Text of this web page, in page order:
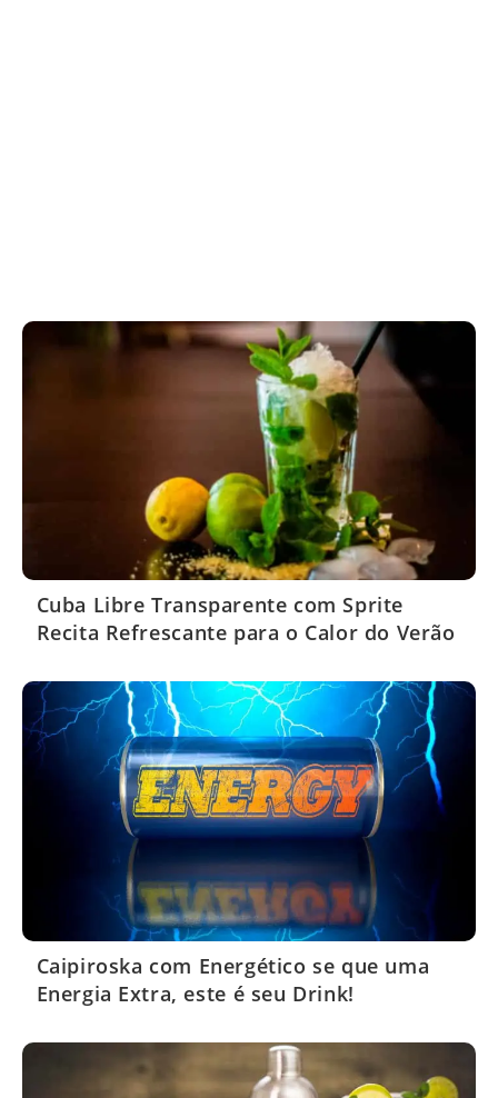
Cuba Libre Transparente com Sprite
Recita Refrescante para o Calor do Verão
Caipiroska com Energético se que uma
Energia Extra, este é seu Drink!